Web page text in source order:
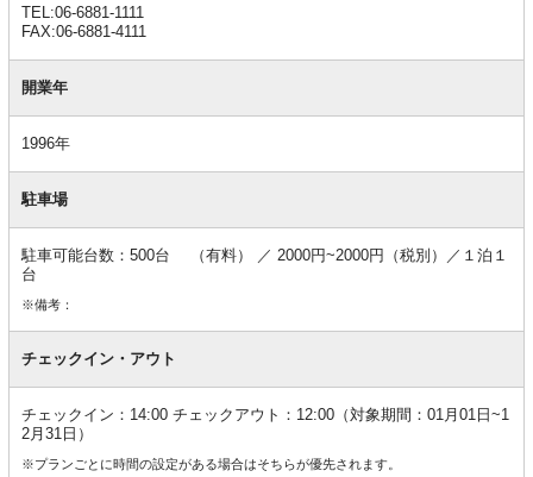
TEL:06-6881-1111
FAX:06-6881-4111
開業年
1996年
駐車場
駐車可能台数：500台 （有料） ／ 2000円~2000円（税別）／１泊１
台
※備考：
チェックイン・アウト
チェックイン：14:00 チェックアウト：12:00（対象期間：01月01日~1
2月31日）
※プランごとに時間の設定がある場合はそちらが優先されます。